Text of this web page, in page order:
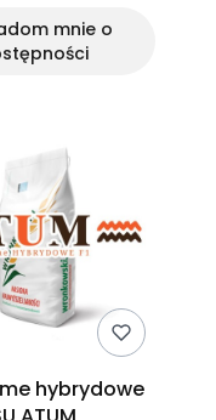
mnie o
hybrydowe